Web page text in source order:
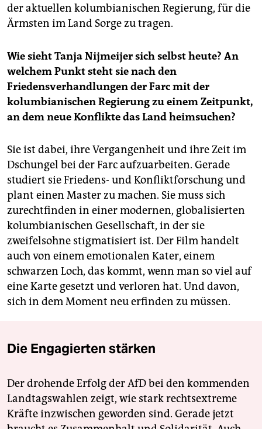
der aktuellen kolumbianischen Regierung, für die
Ärmsten im Land Sorge zu tragen.
Wie sieht Tanja Nijmeijer sich selbst heute? An
welchem Punkt steht sie nach den
Friedensverhandlungen der Farc mit der
kolumbianischen Regie­rung zu einem Zeitpunkt,
an dem neue Konflikte das Land heimsuchen?
Sie ist dabei, ihre Vergangenheit und ihre Zeit im
Dschungel bei der Farc aufzuarbeiten. Gerade
studiert sie Friedens- und Konfliktforschung und
plant einen Master zu machen. Sie muss sich
zurechtfinden in einer modernen, globalisierten
kolumbianischen Gesellschaft, in der sie
zweifelsohne stigmatisiert ist. Der Film handelt
auch von einem emotionalen Kater, einem
schwarzen Loch, das kommt, wenn man so viel auf
eine Karte gesetzt und verloren hat. Und davon,
sich in dem Moment neu erfinden zu müssen.
Die Engagierten stärken
Der drohende Erfolg der AfD bei den kommenden
Landtagswahlen zeigt, wie stark rechtsextreme
Kräfte inzwischen geworden sind. Gerade jetzt